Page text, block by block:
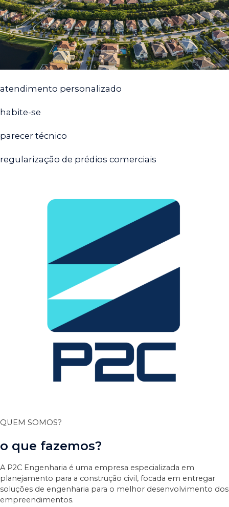
atendimento personalizado
habite-se
parecer técnico
regularização de prédios comerciais
QUEM SOMOS?
o que fazemos?
A P2C Engenharia é uma empresa especializada em
planejamento para a construção civil, focada em entregar
soluções de engenharia para o melhor desenvolvimento dos
empreendimentos.